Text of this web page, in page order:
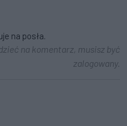
na posła.
na komentarz, musisz być
zalogowany.